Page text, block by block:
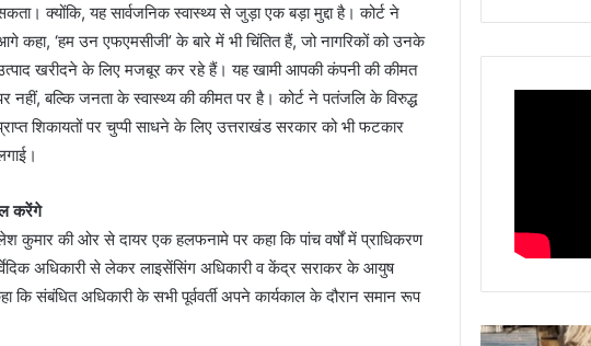
क्योंकि, यह सार्वजनिक स्वास्थ्य से जुड़ा एक बड़ा मुद्दा है। कोर्ट ने
कहा, ‘हम उन एफएमसीजी’ के बारे में भी चिंतित हैं, जो नागरिकों को उनके
खरीदने के लिए मजबूर कर रहे हैं। यह खामी आपकी कंपनी की कीमत
नहीं, बल्कि जनता के स्वास्थ्य की कीमत पर है। कोर्ट ने पतंजलि के विरुद्ध
शिकायतों पर चुप्पी साधने के लिए उत्तराखंड सरकार को भी फटकार
करेंगे
कुमार की ओर से दायर एक हलफनामे पर कहा कि पांच वर्षों में प्राधिकरण
अधिकारी से लेकर लाइसेंसिंग अधिकारी व केंद्र सराकर के आयुष
संबंधित अधिकारी के सभी पूर्ववर्ती अपने कार्यकाल के दौरान समान रूप
सचिवालय